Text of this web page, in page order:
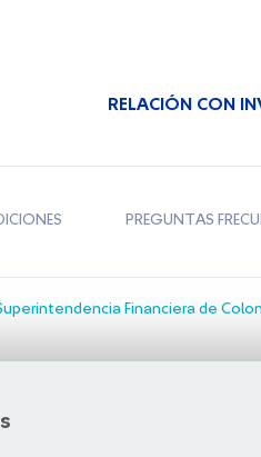
RELACIÓN CON
PREGUNTAS
Financiera de